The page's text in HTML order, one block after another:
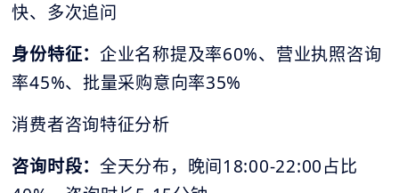
快、多次追问
身份特征：企业名称提及率60%、营业执照咨询
率45%、批量采购意向率35%
消费者咨询特征分析
咨询时段：全天分布，晚间18:00-22:00占比